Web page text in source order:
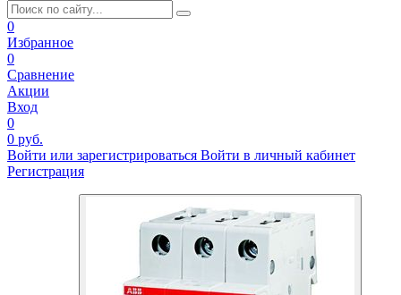
0
Избранное
0
Сравнение
Акции
Вход
0
0 руб.
Войти или зарегистрироваться Войти в личный кабинет
Регистрация